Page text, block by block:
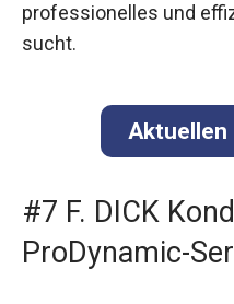
professionelles und
sucht.
Aktuellen
#7 F. DICK
ProDynamic-